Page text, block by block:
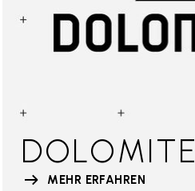
DOLOMITE
MEHR ERFAHREN